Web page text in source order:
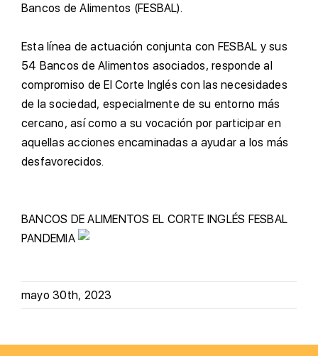
Bancos de Alimentos (FESBAL).
Esta línea de actuación conjunta con FESBAL y sus
54 Bancos de Alimentos asociados, responde al
compromiso de El Corte Inglés con las necesidades
de la sociedad, especialmente de su entorno más
cercano, así como a su vocación por participar en
aquellas acciones encaminadas a ayudar a los más
desfavorecidos.
BANCOS DE ALIMENTOS EL CORTE INGLÉS FESBAL
PANDEMIA
mayo 30th, 2023